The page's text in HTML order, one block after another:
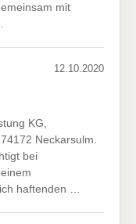
mit
12.10.2020
KG,
Neckarsulm.
bei
haftenden …